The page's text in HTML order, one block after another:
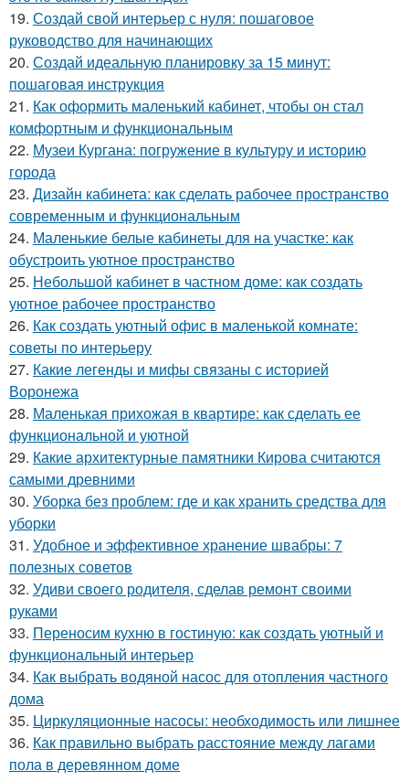
19. Создай свой интерьер с нуля: пошаговое
руководство для начинающих
20. Создай идеальную планировку за 15 минут:
пошаговая инструкция
21. Как оформить маленький кабинет, чтобы он стал
комфортным и функциональным
22. Музеи Кургана: погружение в культуру и историю
города
23. Дизайн кабинета: как сделать рабочее пространство
современным и функциональным
24. Маленькие белые кабинеты для на участке: как
обустроить уютное пространство
25. Небольшой кабинет в частном доме: как создать
уютное рабочее пространство
26. Как создать уютный офис в маленькой комнате:
советы по интерьеру
27. Какие легенды и мифы связаны с историей
Воронежа
28. Маленькая прихожая в квартире: как сделать ее
функциональной и уютной
29. Какие архитектурные памятники Кирова считаются
самыми древними
30. Уборка без проблем: где и как хранить средства для
уборки
31. Удобное и эффективное хранение швабры: 7
полезных советов
32. Удиви своего родителя, сделав ремонт своими
руками
33. Переносим кухню в гостиную: как создать уютный и
функциональный интерьер
34. Как выбрать водяной насос для отопления частного
дома
35. Циркуляционные насосы: необходимость или лишнее
36. Как правильно выбрать расстояние между лагами
пола в деревянном доме